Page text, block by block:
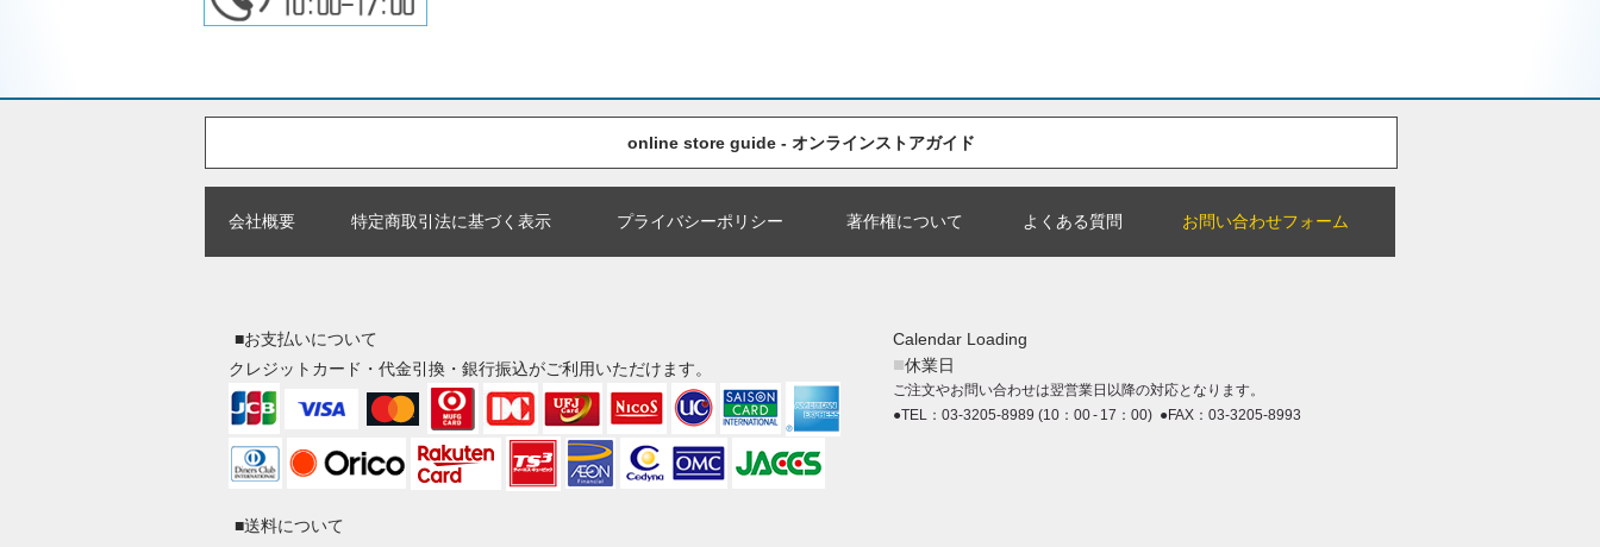
online store guide - オンラインストアガイド
会社概要 特定商取引法に基づく表示 プライバシーポリシー 著作権について よくある質問 お問い合わせフォーム
■お支払いについて
クレジットカード・代金引換・銀行振込がご利用いただけます。
■送料について
Calendar Loading
■休業日
ご注文やお問い合わせは翌営業日以降の対応となります。
●TEL：03-3205-8989 (10：00 - 17：00) ●FAX：03-3205-8993